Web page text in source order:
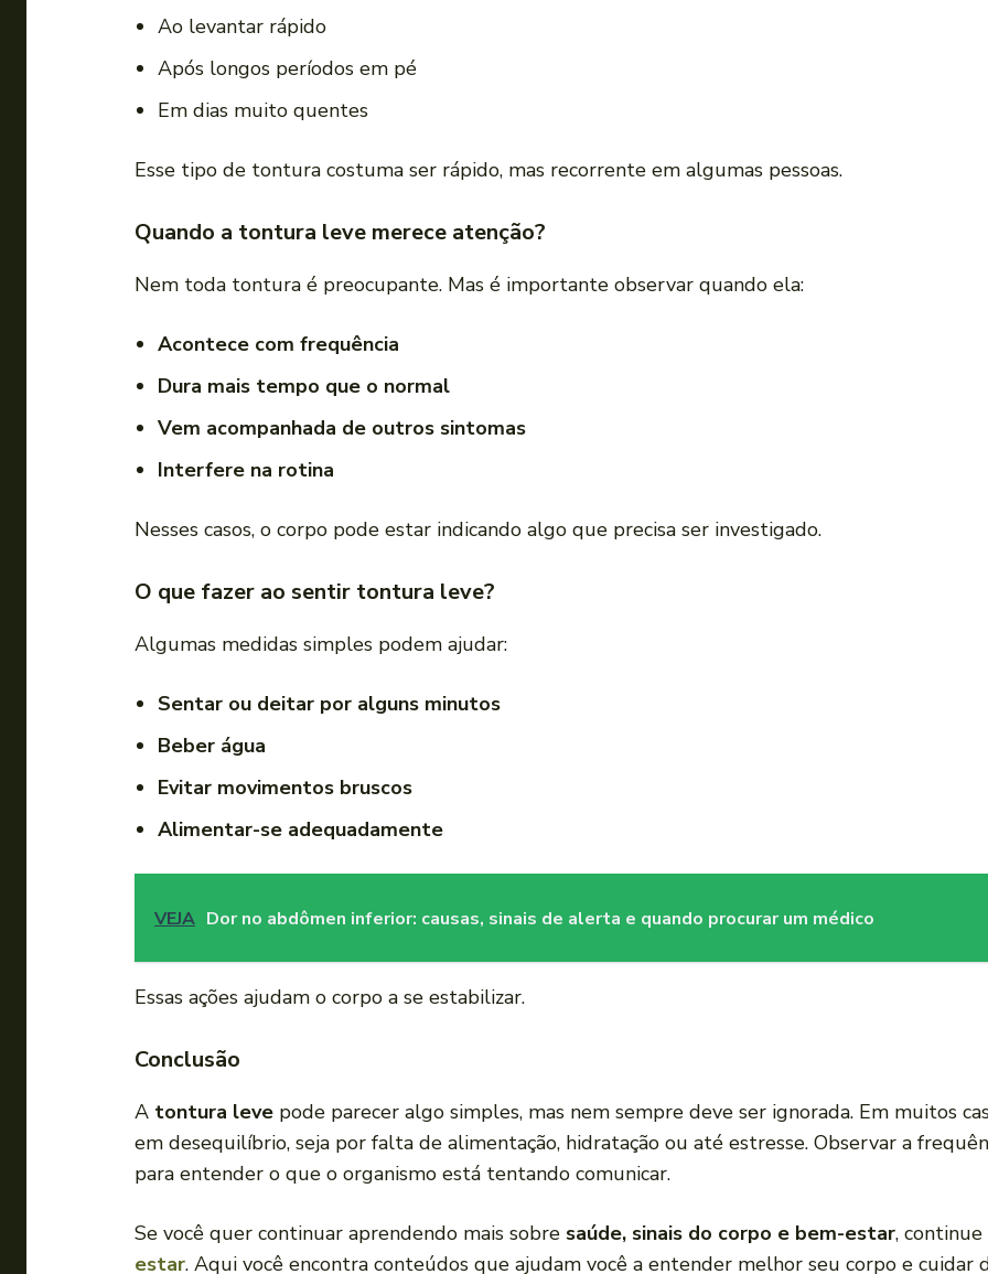
Ao levantar rápido
Após longos períodos em pé
Em dias muito quentes
Esse tipo de tontura costuma ser rápido, mas recorrente em algumas pessoas.
Quando a tontura leve merece atenção?
Nem toda tontura é preocupante. Mas é importante observar quando ela:
Acontece com frequência
Dura mais tempo que o normal
Vem acompanhada de outros sintomas
Interfere na rotina
Nesses casos, o corpo pode estar indicando algo que precisa ser investigado.
O que fazer ao sentir tontura leve?
Algumas medidas simples podem ajudar:
Sentar ou deitar por alguns minutos
Beber água
Evitar movimentos bruscos
Alimentar-se adequadamente
VEJA Dor no abdômen inferior: causas, sinais de alerta e quando procurar um médico
Essas ações ajudam o corpo a se estabilizar.
Conclusão
A tontura leve pode parecer algo simples, mas nem sempre deve ser ignorada. Em muitos
em desequilíbrio, seja por falta de alimentação, hidratação ou até estresse. Observar a
para entender o que o organismo está tentando comunicar.
Se você quer continuar aprendendo mais sobre saúde, sinais do corpo e bem-estar, continue
estar. Aqui você encontra conteúdos que ajudam você a entender melhor seu corpo e cuidar